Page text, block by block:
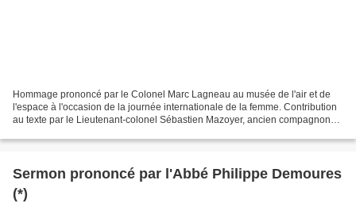
Hommage prononcé par le Colonel Marc Lagneau au musée de l'air et de
l'espace à l'occasion de la journée internationale de la femme. Contribution
au texte par le Lieutenant-colonel Sébastien Mazoyer, ancien compagnon
Sermon prononcé par l'Abbé Philippe Demoures
(*)